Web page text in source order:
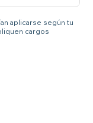
aplicarse según tu
cargos